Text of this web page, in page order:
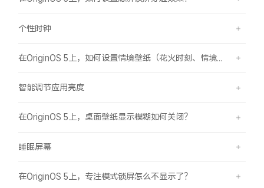
个性时钟
智能调节应用亮度
在OriginOS 5上，桌面壁纸显示模糊如何关闭？
睡眠屏幕
在OriginOS 5上，专注模式锁屏怎么不显示了？